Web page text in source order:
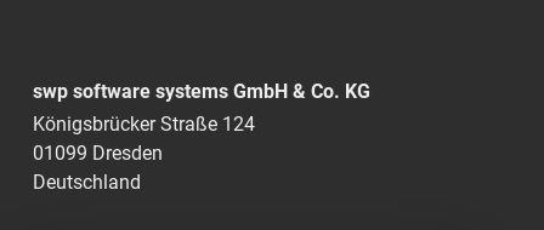
swp software systems GmbH & Co. KG
Königsbrücker Straße 124
01099 Dresden
Deutschland